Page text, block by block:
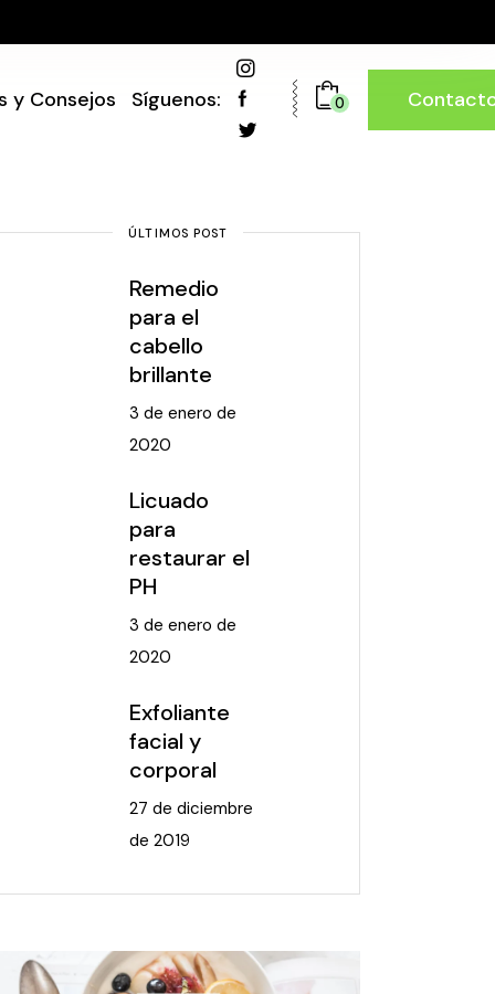
y Consejos Síguenos: 0
ÚLTIMOS POST
Remedio
para el
cabello
brillante
3 de enero de
2020
Licuado
para
restaurar el
PH
3 de enero de
2020
Exfoliante
facial y
corporal
27 de diciembre
de 2019